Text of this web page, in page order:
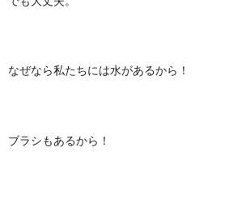
なぜなら私たちには水があるから！
ブラシもあるから！